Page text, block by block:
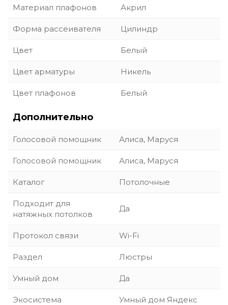
Материал плафонов Акрил
Форма рассеивателя Цилиндр
Цвет Белый
Цвет арматуры Никель
Цвет плафонов Белый
Дополнительно
Голосовой помощник Алиса, Маруся
Голосовой помощник Алиса, Маруся
Каталог Потолочные
Подходит для
натяжных потолков
Да
Протокол связи Wi-Fi
Раздел Люстры
Умный дом Да
Экосистема Умный дом Яндекс